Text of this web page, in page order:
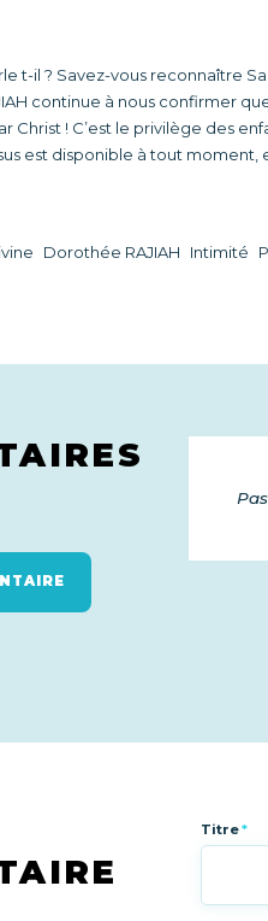
t-il ? Savez-vous reconnaître
continue à nous confirmer
Christ ! C’est le privilège des
est disponible à tout
Dorothée RAJIAH Intimité
Titre*